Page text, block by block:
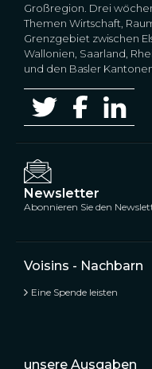
Großregion. Drei
Themen Wirtschaft,
Grenzgebiet zwischen
Wallonien, Saarland,
und den Basler
Newsletter
Abonnieren Sie den
Voisins - Nachbarn
Eine Spende leisten
unsere Ausgaben